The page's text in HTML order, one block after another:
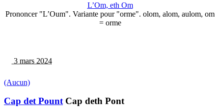
L’Om, eth Om
Prononcer "L’Oum". Variante pour "orme". olom, alom, aulom, om
= orme
3 mars 2024
(Aucun)
Cap det PountCap deth Pont